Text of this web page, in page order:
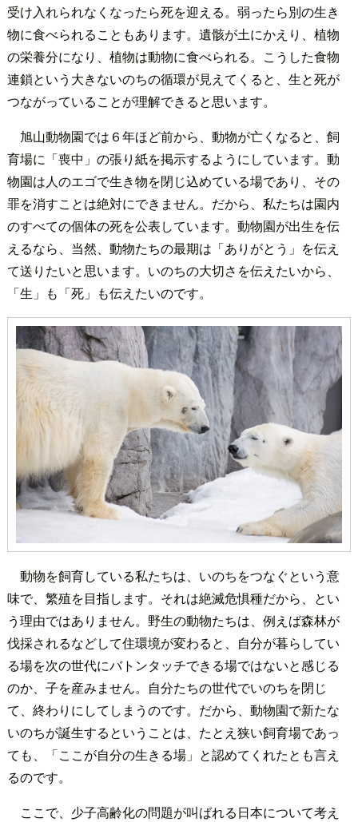
受け入れられなくなったら死を迎える。弱ったら別の生き
物に食べられることもあります。遺骸が土にかえり、植物
の栄養分になり、植物は動物に食べられる。こうした食物
連鎖という大きないのちの循環が見えてくると、生と死が
つながっていることが理解できると思います。
旭山動物園では６年ほど前から、動物が亡くなると、飼
育場に「喪中」の張り紙を掲示するようにしています。動
物園は人のエゴで生き物を閉じ込めている場であり、その
罪を消すことは絶対にできません。だから、私たちは園内
のすべての個体の死を公表しています。動物園が出生を伝
えるなら、当然、動物たちの最期は「ありがとう」を伝え
て送りたいと思います。いのちの大切さを伝えたいから、
「生」も「死」も伝えたいのです。
動物を飼育している私たちは、いのちをつなぐという意
味で、繁殖を目指します。それは絶滅危惧種だから、とい
う理由ではありません。野生の動物たちは、例えば森林が
伐採されるなどして住環境が変わると、自分が暮らしてい
る場を次の世代にバトンタッチできる場ではないと感じる
のか、子を産みません。自分たちの世代でいのちを閉じ
て、終わりにしてしまうのです。だから、動物園で新たな
いのちが誕生するということは、たとえ狭い飼育場であっ
ても、「ここが自分の生きる場」と認めてくれたとも言え
るのです。
ここで、少子高齢化の問題が叫ばれる日本について考え